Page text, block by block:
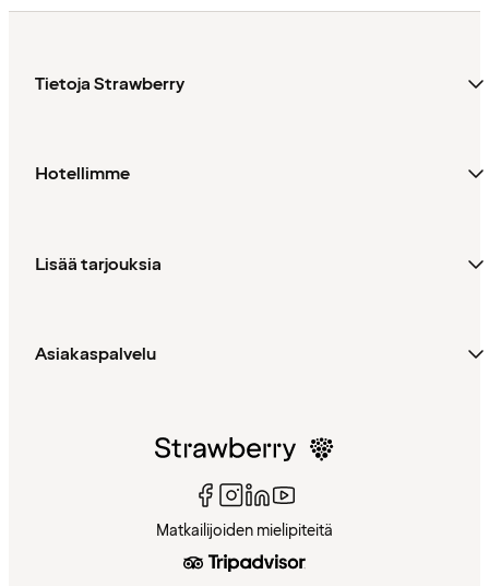
Tietoja Strawberry
Hotellimme
Lisää tarjouksia
Asiakaspalvelu
Matkailijoiden mielipiteitä